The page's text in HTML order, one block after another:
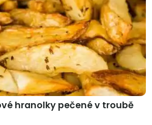
hranolky pečené v troubě